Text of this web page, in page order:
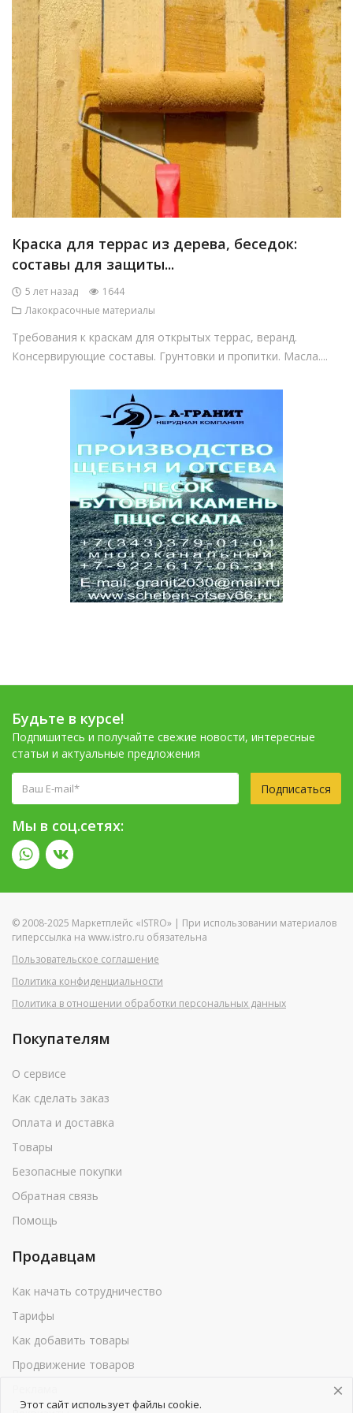
Краска для террас из дерева, беседок:
составы для защиты...
5 лет назад
1644
Лакокрасочные материалы
Требования к краскам для открытых террас, веранд.
Консервирующие составы. Грунтовки и пропитки. Масла....
Будьте в курсе!
Подпишитесь и получайте свежие новости, интересные
статьи и актуальные предложения
Подписаться
Мы в соц.сетях:
© 2008-2025 Маркетплейс «ISTRO» | При использовании материалов
гиперссылка на www.istro.ru обязательна
Пользовательское соглашение
Политика конфиденциальности
Политика в отношении обработки персональных данных
Покупателям
О сервисе
Как сделать заказ
Оплата и доставка
Товары
Безопасные покупки
Обратная связь
Помощь
Продавцам
Как начать сотрудничество
Тарифы
Как добавить товары
Продвижение товаров
Этот сайт использует файлы cookie.